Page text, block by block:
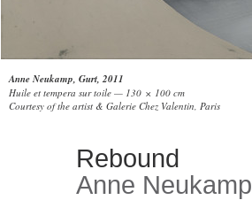
Anne Neukamp, Gurt, 2011
Huile et tempera sur toile — 130 × 100 cm
Courtesy of the artist & Galerie Chez Valentin, Paris
Rebound
Anne Neukamp